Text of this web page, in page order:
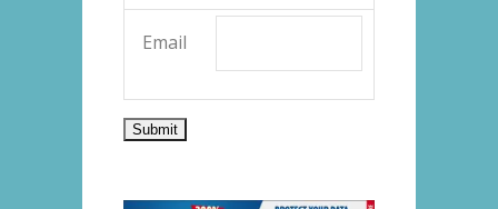
Email